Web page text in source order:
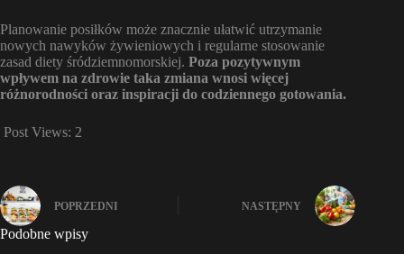
Planowanie posiłków może znacznie ułatwić utrzymanie
nowych nawyków żywieniowych i regularne stosowanie
zasad diety śródziemnomorskiej. Poza pozytywnym
wpływem na zdrowie taka zmiana wnosi więcej
różnorodności oraz inspiracji do codziennego gotowania.
Post Views: 2
POPRZEDNI NASTĘPNY
Podobne wpisy